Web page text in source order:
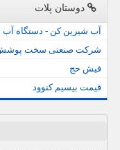
دوستان پلات
آب شیرین کن - دستگاه
شرکت صنعتی سخت
فیش حج
قیمت بیسیم کنوود